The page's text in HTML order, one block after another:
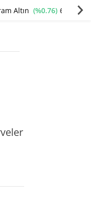
Altın (%0.76) 6545.71